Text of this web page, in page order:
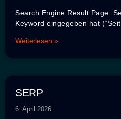
Search Engine Result Page:
Keyword eingegeben hat
Weiterlesen »
SERP
6. April 2026